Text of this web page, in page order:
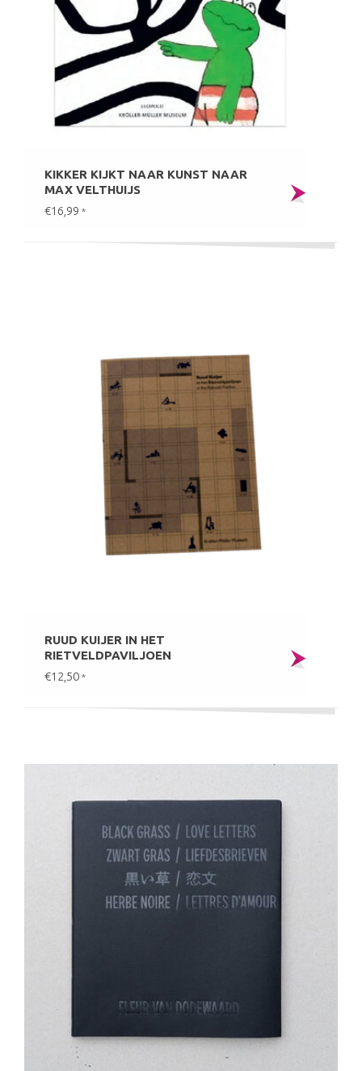
KIKKER KIJKT NAAR KUNST NAAR
MAX VELTHUIJS
€16,99 *
RUUD KUIJER IN HET
RIETVELDPAVILJOEN
€12,50 *